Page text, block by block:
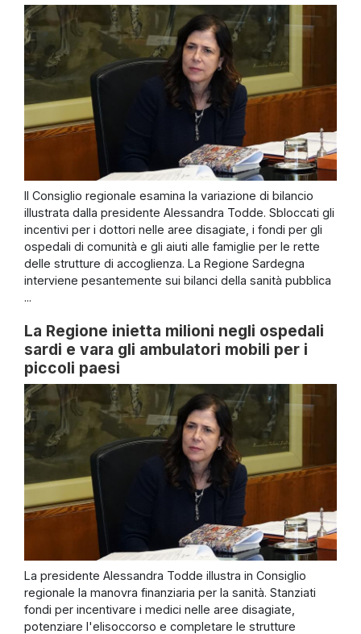
Il Consiglio regionale esamina la variazione di bilancio
illustrata dalla presidente Alessandra Todde. Sbloccati gli
incentivi per i dottori nelle aree disagiate, i fondi per gli
ospedali di comunità e gli aiuti alle famiglie per le rette
delle strutture di accoglienza. La Regione Sardegna
interviene pesantemente sui bilanci della sanità pubblica
...
La Regione inietta milioni negli ospedali
sardi e vara gli ambulatori mobili per i
piccoli paesi
La presidente Alessandra Todde illustra in Consiglio
regionale la manovra finanziaria per la sanità. Stanziati
fondi per incentivare i medici nelle aree disagiate,
potenziare l'elisoccorso e completare le strutture